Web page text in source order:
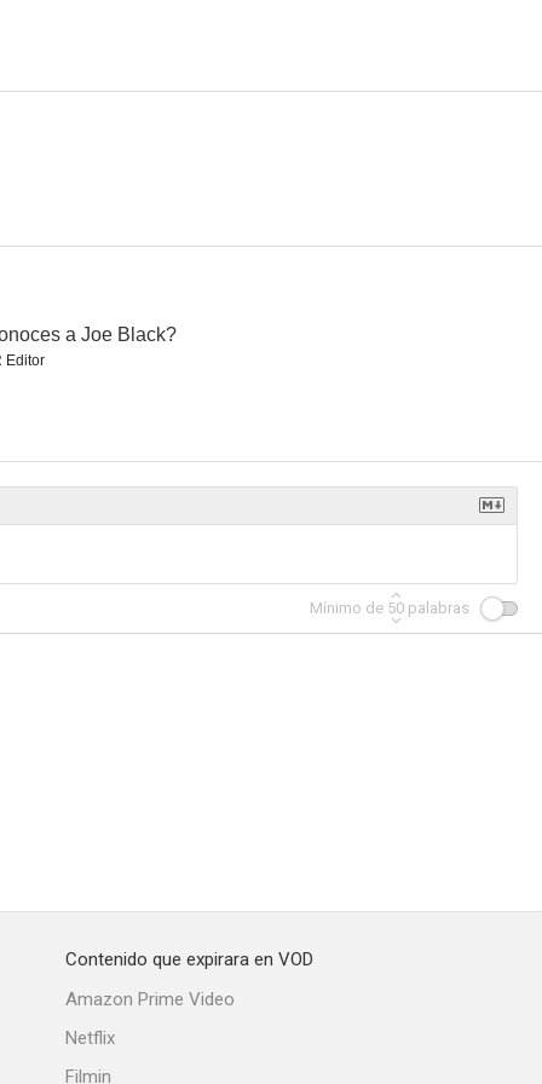
a Joe Black?
Editor
Mínimo de 50 palabras
Contenido que expirara en VOD
Amazon Prime Video
Netflix
Filmin